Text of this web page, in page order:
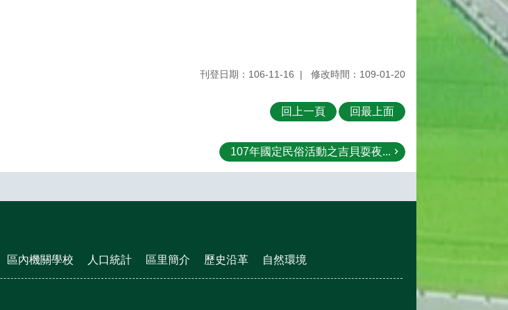
刊登日期：106-11-16 修改時間：109-01-20
回上一頁 回最上面
107年國定民俗活動之吉貝耍夜...
區內機關學校 人口統計 區里簡介 歷史沿革 自然環境